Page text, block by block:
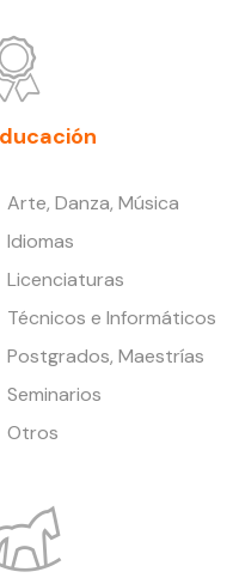
Arte, Danza, Música
Idiomas
Licenciaturas
Técnicos e Informáticos
Postgrados, Maestrías
Seminarios
Otros